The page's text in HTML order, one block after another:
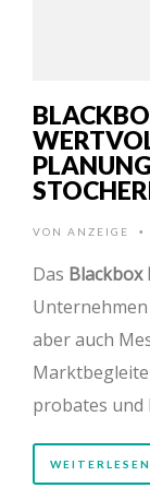
VON ANZEIGE •
Das Blackbox
aber auch
probates und
WEITERLESEN